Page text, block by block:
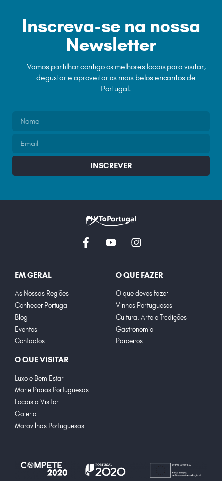
Inscreva-se na nossa
Newsletter
Vamos partilhar contigo os melhores locais para visitar,
degustar e aproveitar os mais belos encantos de
Portugal.
INSCREVER
EM GERAL
As Nossas Regiões
Conhecer Portugal
Blog
Eventos
Contactos
O QUE FAZER
O que deves fazer
Vinhos Portugueses
Cultura, Arte e Tradições
Gastronomia
Parceiros
O QUE VISITAR
Luxo e Bem Estar
Mar e Praias Portuguesas
Locais a Visitar
Galeria
Maravilhas Portuguesas